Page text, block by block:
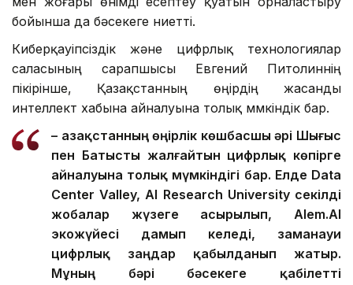
бойынша да бәсекеге ниетті.
Киберқауіпсіздік және цифрлық технологиялар
саласының сарапшысы Евгений Питолиннің
пікірінше, Қазақстанның өңірдің жасанды
интеллект хабына айналуына толық мүмкіндік бар.
– Қазақстанның өңірлік көшбасшы әрі Шығыс
пен Батысты жалғайтын цифрлық көпірге
айналуына толық мүмкіндігі бар. Елде Data
Center Valley, AI Research University секілді
жобалар жүзеге асырылып, Alem.AI
экожүйесі дамып келеді, заманауи
цифрлық заңдар қабылданып жатыр.
Мұның бәрі бәсекеге қабілетті